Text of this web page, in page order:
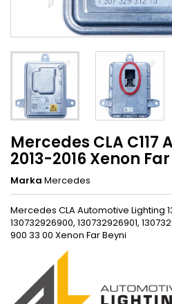
Mercedes CLA C117
2013-2016 Xenon
Marka Mercedes
Mercedes CLA Automotive Lighting
130732926900, 130732926901,
900 33 00 Xenon Far Beyni